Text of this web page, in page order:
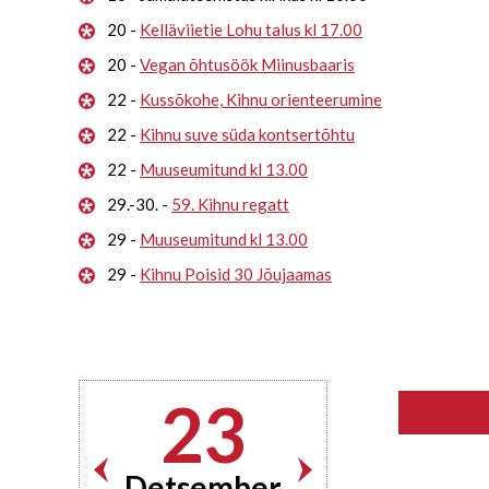
20 - Kelläviietie Lohu talus kl 17.00
20 - Vegan õhtusöök Miinusbaaris
22 - Kussõkohe, Kihnu orienteerumine
22 - Kihnu suve süda kontsertõhtu
22 - Muuseumitund kl 13.00
29.-30. - 59. Kihnu regatt
29 - Muuseumitund kl 13.00
29 - Kihnu Poisid 30 Jõujaamas
23